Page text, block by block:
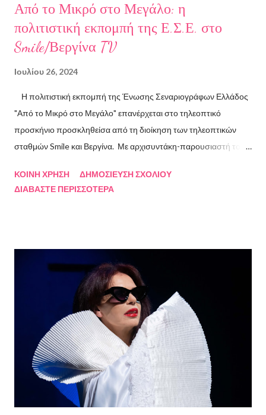
Από το Μικρό στο Μεγάλο: η
πολιτιστική εκπομπή της Ε.Σ.Ε. στο
Smile/Βεργίνα TV
Ιουλίου 26, 2024
Η πολιτιστική εκπομπή της Ένωσης Σεναριογράφων Ελλάδος
"Από το Μικρό στο Μεγάλο" επανέρχεται στο τηλεοπτικό
προσκήνιο προσκληθείσα από τη διοίκηση των τηλεοπτικών
σταθμών Smile και Βεργίνα. Με αρχισυντάκη-παρουσιαστή τον
Κακαβά θα προβάλλεται από τις 3 Αυγούστου και κάθε Σάββατο
Λουκάς Κούτρας Τη δεύτερη εκπομπή τίμησαν ο πρώην
πρόεδρος της Ε.Σ.Ε., συγγραφέας, Στάθης Βαλούκος, ο
ιστορικός συγγραφέας Δρ Ιωάννης Δασκαρόλης, η
μουσικοσυνθέτης Πέννυ Μπινιάρη και ο σκηνοθέτης Στέργιος
Παπαευαγγέλου Σκηνοθεσία: Δημήτρης Σωτηράκης Βοηθός
Σκηνοθέτης: Νεκταρία Δασκαλάκη Παρουσιάστηκαν τα βιβλία
"Ο πόλεμος δεν τελείωσε ακόμα" μυθιστόρημα του Στάθη
Βαλούκου και τα ε...
ΚΟΙΝΉ ΧΡΉΣΗ
ΔΗΜΟΣΊΕΥΣΗ ΣΧΟΛΊΟΥ
ΔΙΑΒΆΣΤΕ ΠΕΡΙΣΣΌΤΕΡΑ